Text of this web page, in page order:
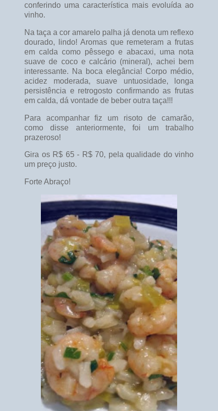
conferindo uma característica mais evoluída ao
vinho.
Na taça a cor amarelo palha já denota um reflexo
dourado, lindo! Aromas que remeteram a frutas
em calda como pêssego e abacaxi, uma nota
suave de coco e calcário (mineral), achei bem
interessante. Na boca elegância! Corpo médio,
acidez moderada, suave untuosidade, longa
persistência e retrogosto confirmando as frutas
em calda, dá vontade de beber outra taça!!!
Para acompanhar fiz um risoto de camarão,
como disse anteriormente, foi um trabalho
prazeroso!
Gira os R$ 65 - R$ 70, pela qualidade do vinho
um preço justo.
Forte Abraço!